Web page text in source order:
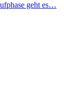
geht es…